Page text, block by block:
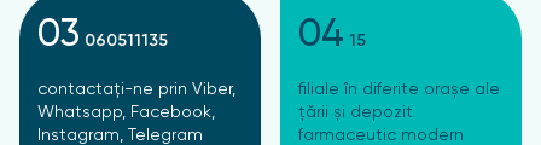
03 060511135
contactați-ne prin Viber,
Whatsapp, Facebook,
Instagram, Telegram
04 15
filiale în diferite orașe ale
țării și depozit
farmaceutic modern